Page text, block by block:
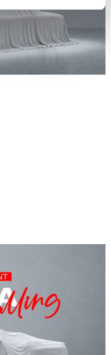
mit
bereitgestellt
der Dienste